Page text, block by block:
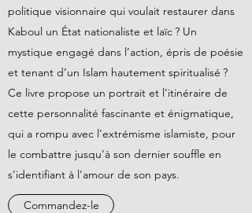
politique visionnaire qui voulait restaurer dans
Kaboul un État nationaliste et laïc ? Un
mystique engagé dans l’action, épris de poésie
et tenant d’un Islam hautement spiritualisé ?
Ce livre propose un portrait et l’itinéraire de
cette personnalité fascinante et énigmatique,
qui a rompu avec l’extrémisme islamiste, pour
le combattre jusqu’à son dernier souffle en
s’identifiant à l’amour de son pays.
Commandez-le